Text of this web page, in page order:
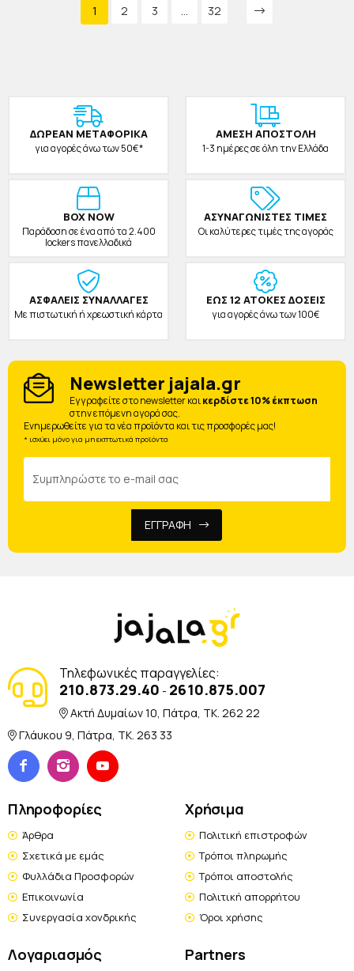
1 2 3 ... 32
ΔΩΡΕAΝ ΜΕΤΑΦΟΡΙΚΑ
για αγορές άνω των 50€*
ΑΜΕΣΗ ΑΠΟΣΤΟΛΗ
1-3 ημέρες σε όλη την Ελλάδα
BOX NOW
Παράδοση σε ένα από τα 2.400
lockers πανελλαδικά
ΑΣΥΝΑΓΩΝΙΣΤΕΣ ΤΙΜΕΣ
Οι καλύτερες τιμές της αγοράς
ΑΣΦΑΛΕΙΣ ΣΥΝΑΛΛΑΓΕΣ
Με πιστωτική ή χρεωστική κάρτα
ΕΩΣ 12 ΑΤΟΚΕΣ ΔΟΣΕΙΣ
για αγορές άνω των 100€
Newsletter jajala.gr
Eγγραφείτε στο newsletter καικερδίστε 10% έκπτωση
στην επόμενη αγορά σας.
Ενημερωθείτε για τα νέα προϊόντα και τις προσφορές μας!
* ισχύει μόνο για μη εκπτωτικά προϊόντα
ΕΓΓΡΑΦΗ
Τηλεφωνικές παραγγελίες:
210.873.29.40 - 2610.875.007
Ακτή Δυμαίων 10, Πάτρα, TK. 262 22
Γλάυκου 9, Πάτρα, TK. 263 33
Πληροφορίες
Άρθρα
Σχετικά με εμάς
Φυλλάδια Προσφορών
Επικοινωνία
Συνεργασία χονδρικής
Χρήσιμα
Πολιτική επιστροφών
Τρόποι πληρωμής
Τρόποι αποστολής
Πολιτική απορρήτου
Όροι χρήσης
Λογαριασμός Partners